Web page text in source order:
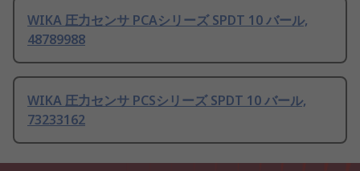
WIKA 圧力センサ PCAシリーズ SPDT 10 バール,
48789988
WIKA 圧力センサ PCSシリーズ SPDT 10 バール,
73233162